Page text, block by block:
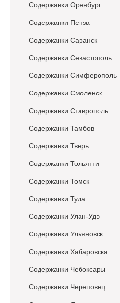
Содержанки Оренбург
Содержанки Пенза
Содержанки Саранск
Содержанки Севастополь
Содержанки Симферополь
Содержанки Смоленск
Содержанки Ставрополь
Содержанки Тамбов
Содержанки Тверь
Содержанки Тольятти
Содержанки Томск
Содержанки Тула
Содержанки Улан-Удэ
Содержанки Ульяновск
Содержанки Хабаровска
Содержанки Чебоксары
Содержанки Череповец